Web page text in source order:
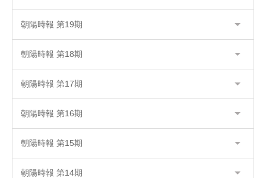
朝陽時報 第19期
朝陽時報 第18期
朝陽時報 第17期
朝陽時報 第16期
朝陽時報 第15期
朝陽時報 第14期